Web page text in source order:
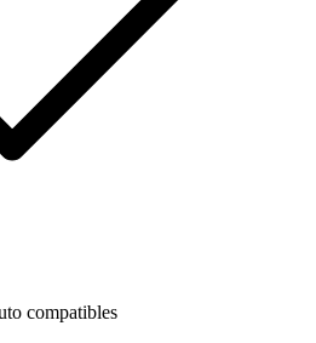
compatibles